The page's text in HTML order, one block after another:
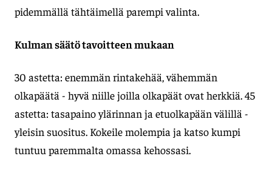
pidemmällä tähtäimellä parempi valinta.
Kulman säätö tavoitteen mukaan
30 astetta: enemmän rintakehää, vähemmän
olkapäätä - hyvä niille joilla olkapäät ovat herkkiä. 45
astetta: tasapaino ylärinnan ja etuolkapään välillä -
yleisin suositus. Kokeile molempia ja katso kumpi
tuntuu paremmalta omassa kehossasi.